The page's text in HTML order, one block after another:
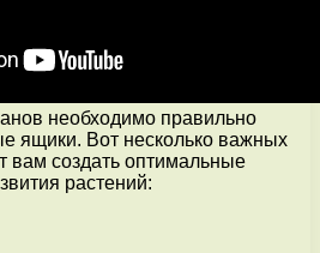
необходимо правильно
ящики. Вот несколько важных
вам создать оптимальные
растений: